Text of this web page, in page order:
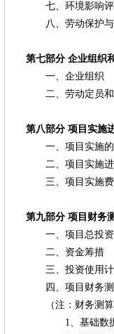
七、环境影响评
八、劳动保护与
第七部分 企业组织
一、企业组织
二、劳动定员和
第八部分 项目实施
一、项目实施的
二、项目实施进
三、项目实施费
第九部分 项目财务
一、项目总投资
二、资金筹措
三、投资使用计
四、项目财务测
（注：财务测算
1、基础数据与